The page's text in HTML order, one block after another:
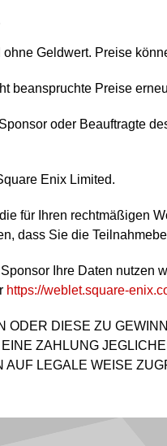
Geldwert. Preise
beanspruchte Preise
oder Beauftragte
Enix Limited.
für Ihren rechtmäßigen
dass Sie die
Ihre Daten nutzen
https://weblet.square-
ODER DIESE ZU
ZAHLUNG
LEGALE WEISE